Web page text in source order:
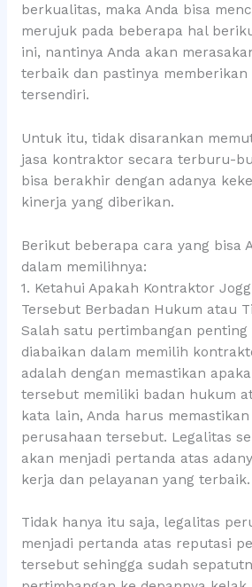
berkualitas, maka Anda bisa
merujuk pada beberapa hal
ini, nantinya Anda akan
terbaik dan pastinya memberikan
tersendiri.
Untuk itu, tidak disarankan
jasa kontraktor secara terburu-
bisa berakhir dengan adanya
kinerja yang diberikan.
Berikut beberapa cara yang bisa
dalam memilihnya:
1. Ketahui Apakah Kontraktor
Tersebut Berbadan Hukum atau
Salah satu pertimbangan penting
diabaikan dalam memilih
adalah dengan memastikan
tersebut memiliki badan hukum
kata lain, Anda harus
perusahaan tersebut. Legalitas
akan menjadi pertanda atas
kerja dan pelayanan yang terbaik.
Tidak hanya itu saja, legalitas
menjadi pertanda atas reputasi
tersebut sehingga sudah